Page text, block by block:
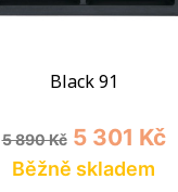
Black 91
Běžná cena
5 890 Kč Cena
5 301 Kč
Běžně skladem